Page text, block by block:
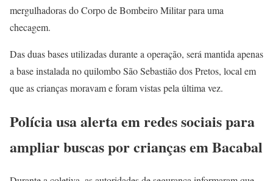
mergulhadoras do Corpo de Bombeiro Militar para uma
checagem.
Das duas bases utilizadas durante a operação, será mantida apenas
a base instalada no quilombo São Sebastião dos Pretos, local em
que as crianças moravam e foram vistas pela última vez.
Polícia usa alerta em redes sociais para
ampliar buscas por crianças em Bacabal